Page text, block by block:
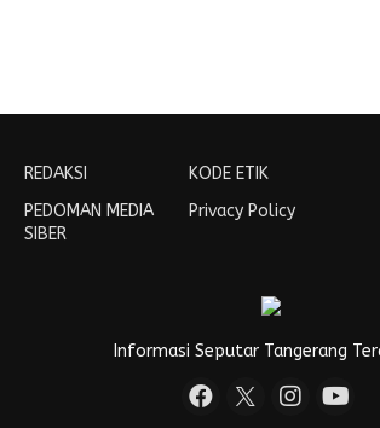
REDAKSI
PEDOMAN MEDIA
SIBER
KODE ETIK
Privacy Policy
Informasi Seputar Tangerang